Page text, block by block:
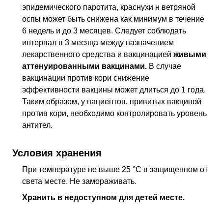
эпидемического паротита, краснухи н ветряной
оспы может быть снижена как минимум в течение
6 недель и до 3 месяцев. Следует соблюдать
интервал в 3 месяца между назначением
лекарственного средства и вакцинацией живыми
аттенуированными вакцинами. В случае
вакцинации против кори снижение
эффективности вакцины может длиться до 1 года.
Таким образом, у пациентов, привитых вакциной
против кори, необходимо контролировать уровень
антител.
Условия хранения
При температуре не выше 25 °С в защищенном от
света месте. Не замораживать.
Хранить в недоступном для детей месте.